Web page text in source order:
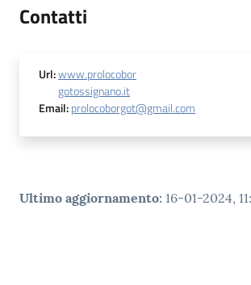
Contatti
Url:www.prolocobor
gotossignano.it
Email:prolocoborgot@gmail.com
Ultimo aggiornamento: 16-01-2024,